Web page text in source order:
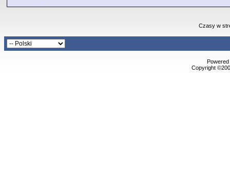
Czasy w
Copyright